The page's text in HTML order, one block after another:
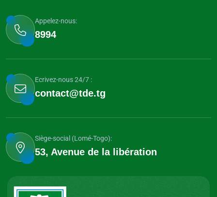
Appelez-nous:
8994
Ecrivez-nous 24/7 :
contact@tde.tg
Siège-social (Lomé-Togo):
53, Avenue de la libération